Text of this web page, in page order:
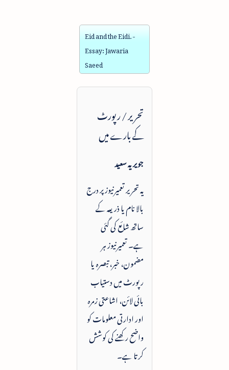
Eid and the Eidi. -
Essay: Jawaria
Saeed
تحریر / رپورٹ
کے بارے میں
جویریہ سعید
یہ تحریر تعمیرنیوز پر درج
بالا نام یا ذریعہ کے
ساتھ شائع کی گئی
ہے۔ تعمیرنیوز ہر
مضمون، خبر، تبصرہ یا
رپورٹ میں دستیاب
بائی لائن، اشاعتی زمرہ
اور ادارتی معلومات کو
واضح رکھنے کی کوشش
کرتا ہے۔